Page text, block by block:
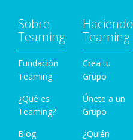
Sobre
Teaming
Fundación
Teaming
¿Qué es
Teaming?
Blog
Haciendo
Teaming
Crea tu
Grupo
Únete a un
Grupo
¿Quién